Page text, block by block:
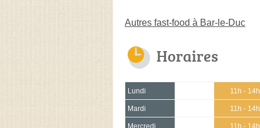
Autres fast-food à Bar-le-Duc
Horaires
Lundi 11h - 14h
Mardi 11h - 14h
Mercredi 11h - 14h